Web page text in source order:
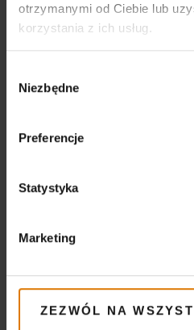
otrzymanymi od Ciebie lub
korzystania z ich usług.
zgody
Niezbędne
Preferencje
Statystyka
Marketing
ZEZWÓL NA
Pojemnik na